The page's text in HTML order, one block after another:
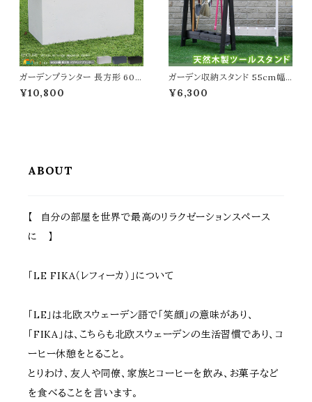
ガーデンプランター 長方形 60c
m幅 グレー ブラック ホワイト 灰
色 黒 白 長方形 幅60cm 奥行
¥10,800
ガーデン収納スタンド 55cm幅
ツールスタンド ダークブラウン ホ
ワイト 茶色 白 ホウキ立て 幅55
¥6,300
ABOUT
【 自分の部屋を世界で最高のリラクゼーションスペース
に 】
「LE FIKA（レフィーカ）」について
「LE」は北欧スウェーデン語で「笑顔」の意味があり、
「FIKA」は、こちらも北欧スウェーデンの生活習慣であり、コ
ーヒー休憩をとること。
とりわけ、友人や同僚、家族とコーヒーを飲み、お菓子など
を食べることを言います。